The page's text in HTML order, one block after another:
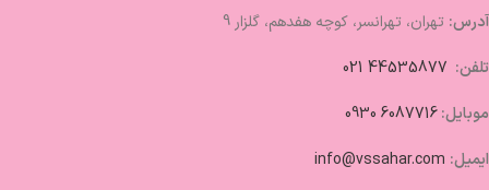
آدرس: تهران، تهرانسر، کوچه هفدهم، گلزار 9
تلفن:
موبایل:6087716 0930
ایمیل: info@vssahar.com